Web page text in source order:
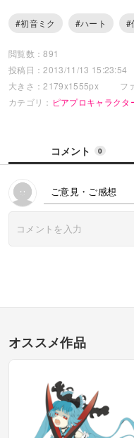
#初音ミク #ハート #
閲覧数：891
投稿日：2013/11/13 15:23:54
大きさ：2179x1555px
フ
カテゴリ： ピアプロキャラクタ
コメント 0
ご意見・ご感想
オススメ作品